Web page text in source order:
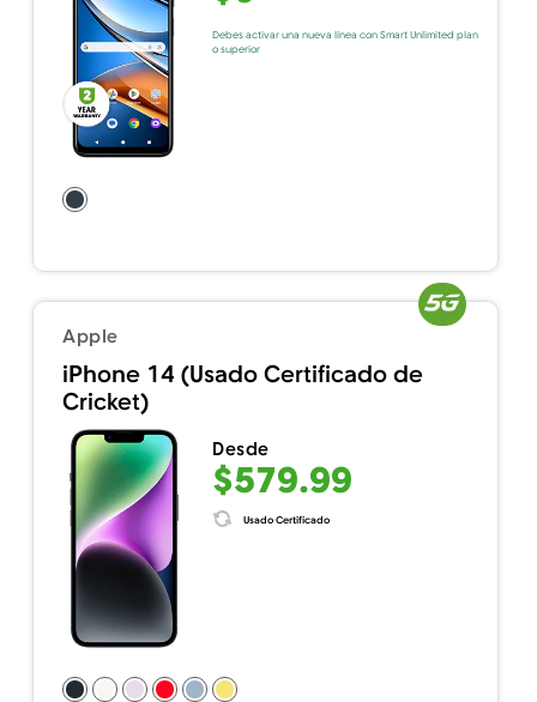
Debes activar una nueva línea con Smart Unlimited plan
o superior
Apple
iPhone 14 (Usado Certificado de
Cricket)
Desde
$579.99
Usado Certificado